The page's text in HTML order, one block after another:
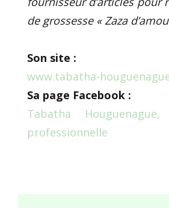
de grossesse « Zaza
Son site :
www.tabatha-
Sa page Facebook :
Tabatha
professionnelle